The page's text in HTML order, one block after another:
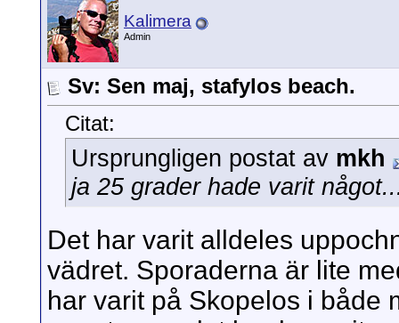
Kalimera
Admin
Sv: Sen maj, stafylos beach.
Citat:
Ursprungligen postat av mkh
ja 25 grader hade varit
Det har varit alldeles
vädret. Sporaderna är lite
har varit på Skopelos i både